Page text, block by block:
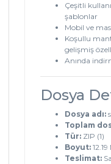
Çeşitli
şablonlar
Mobil ve
Koşullu
gelişmiş
Anında
Dosya
Dosya adı:
Toplam
Tür: ZIP (1)
Boyut: 12.19
Teslimat: